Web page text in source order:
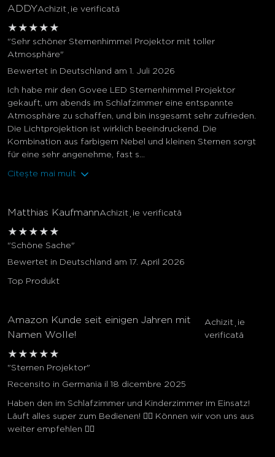
ADDYAchiziție verificată
★ ★ ★ ★ ★
"Sehr schöner Sternenhimmel Projektor mit toller
Atmosphäre"
Bewertet in Deutschland am 1. Juli 2026
Ich habe mir den Govee LED Sternenhimmel Projektor
gekauft, um abends im Schlafzimmer eine entspannte
Atmosphäre zu schaffen, und bin insgesamt sehr zufrieden.
Die Lichtprojektion ist wirklich beeindruckend. Die
Kombination aus farbigem Nebel und kleinen Sternen sorgt
für eine sehr angenehme, fast s...
Citește mai mult
Matthias KaufmannAchiziție verificată
★ ★ ★ ★ ★
"Schöne Sache"
Bewertet in Deutschland am 17. April 2026
Top Produkt
Amazon Kunde seit einigen Jahren mit
Namen Wolle!
Achiziție
verificată
★ ★ ★ ★ ★
"Sternen Projektor"
Recensito in Germania il 18 dicembre 2025
Haben den im Schlafzimmer und Kinderzimmer im Einsatz!
Läuft alles super zum Bedienen! 👍🏼 Können wir von uns aus
weiter empfehlen 👍🏼